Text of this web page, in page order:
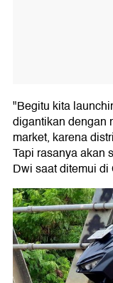
"Begitu kita
digantikan dengan
market, karena
Tapi rasanya akan
Dwi saat ditemui